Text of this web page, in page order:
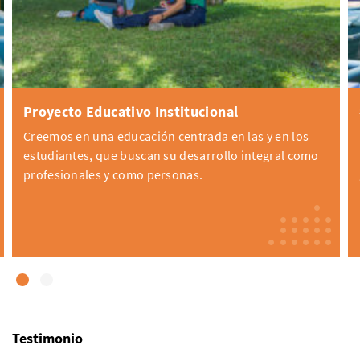
Proyecto Educativo Institucional
Creemos en una educación centrada en las y en los
estudiantes, que buscan su desarrollo integral como
profesionales y como personas.
Testimonio